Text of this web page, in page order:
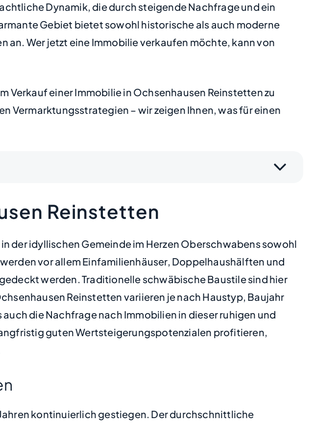
Dynamik, die durch steigende Nachfrage und ein
Gebiet bietet sowohl historische als auch moderne
an. Wer jetzt eine Immobilie verkaufen möchte, kann von
einer Immobilie in Ochsenhausen Reinstetten zu
Vermarktungsstrategien – wir zeigen Ihnen, was für einen
Reinstetten
der idyllischen Gemeinde im Herzen Oberschwabens sowohl
vor allem Einfamilienhäuser, Doppelhaushälften und
werden. Traditionelle schwäbische Baustile sind hier
Reinstetten variieren je nach Haustyp, Baujahr
die Nachfrage nach Immobilien in dieser ruhigen und
guten Wertsteigerungspotenzialen profitieren,
kontinuierlich gestiegen. Der durchschnittliche